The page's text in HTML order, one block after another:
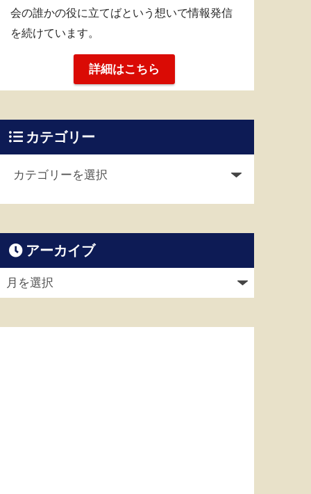
会の誰かの役に立てばという想いで情報発信
を続けています。
詳細はこちら
カテゴリー
アーカイブ